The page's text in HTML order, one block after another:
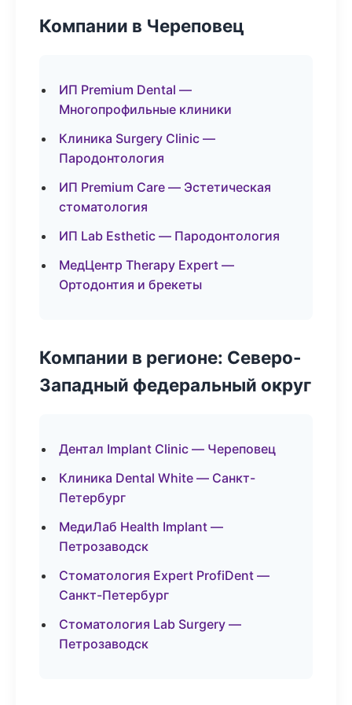
Компании в Череповец
ИП Premium Dental —
Многопрофильные клиники
Клиника Surgery Clinic —
Пародонтология
ИП Premium Care — Эстетическая
стоматология
ИП Lab Esthetic — Пародонтология
МедЦентр Therapy Expert —
Ортодонтия и брекеты
Компании в регионе: Северо-
Западный федеральный округ
Дентал Implant Clinic — Череповец
Клиника Dental White — Санкт-
Петербург
МедиЛаб Health Implant —
Петрозаводск
Стоматология Expert ProfiDent —
Санкт-Петербург
Стоматология Lab Surgery —
Петрозаводск